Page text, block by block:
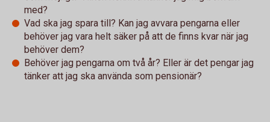
med?
Vad ska jag spara till? Kan jag avvara pengarna eller
behöver jag vara helt säker på att de finns kvar när jag
behöver dem?
Behöver jag pengarna om två år? Eller är det pengar jag
tänker att jag ska använda som pensionär?